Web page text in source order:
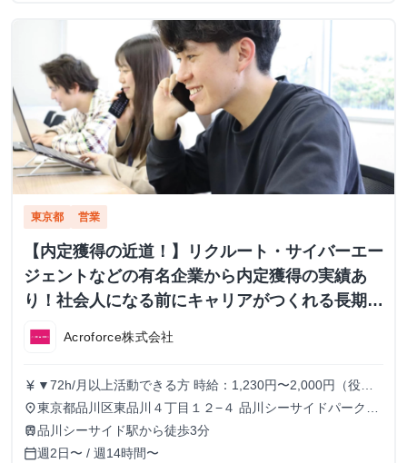
東京都 営業
【内定獲得の近道！】リクルート・サイバーエー
ジェントなどの有名企業から内定獲得の実績あ
り！社会人になる前にキャリアがつくれる長期イ
ンターンシップ！
Acroforce株式会社
currency_yen ▼72h/月以上活動できる方 時給：1,230円〜2,000円（役職
により変動） ▼56h/月以上72h/月未満活動できる方 時給：
1,230円〜1,780円（役職により変動） ▼56h/月未満活動で
place東京都品川区東品川４丁目１２−４ 品川シーサイドパークタ
ワー 11F
train品川シーサイド駅から徒歩3分
calendar_today週2日〜 / 週14時間〜